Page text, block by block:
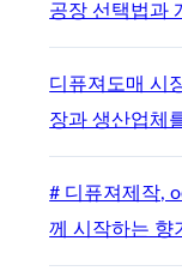
공장 선택법과
디퓨져도매 시
장과 생산업체
# 디퓨져제작,
께 시작하는 향